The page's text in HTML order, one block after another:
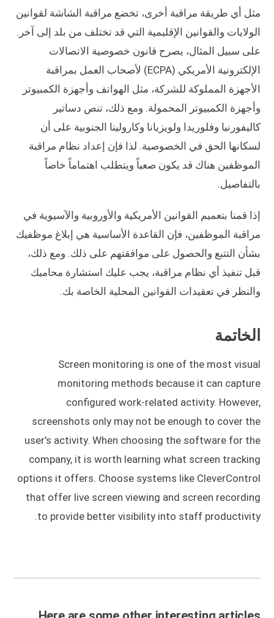
مثل أي طريقة مراقبة أخرى، تخضع مراقبة الشاشة لقوانين
الولايات والقوانين الإقليمية التي قد تختلف من بلد إلى آخر.
على سبيل المثال، يصرح قانون خصوصية الاتصالات
الإلكترونية الأمريكي (ECPA) لأصحاب العمل بمراقبة
الأجهزة المملوكة للشركة، مثل الهواتف وأجهزة الكمبيوتر
وأجهزة الكمبيوتر المحمولة. ومع ذلك، تنص دساتير
كاليفورنيا وفلوريدا ولويزيانا وكارولينا الجنوبية على أن
لسكانها الحق في الخصوصية. لذا فإن إعداد نظام مراقبة
الموظفين هناك قد يكون صعباً ويتطلب اهتماماً خاصاً
بالتفاصيل.
إذا قمنا بتعميم القوانين الأمريكية والأوروبية والآسيوية في
مراقبة الموظفين، فإن القاعدة الأساسية هي إبلاغ موظفيك
بشأن التتبع والحصول على موافقتهم على ذلك. ومع ذلك،
قبل تنفيذ أي نظام مراقبة، يجب عليك استشارة محاميك
والنظر في تعقيدات القوانين المحلية الخاصة بك.
الخاتمة
Screen monitoring is one of the most visual
monitoring methods because it can capture
configured work-related activity. However,
screenshots only may not be enough to cover the
user's activity. When choosing the software for the
company, it is worth learning what screen tracking
options it offers. Choose systems like CleverControl
that offer live screen viewing and screen recording
to provide better visibility into staff productivity.